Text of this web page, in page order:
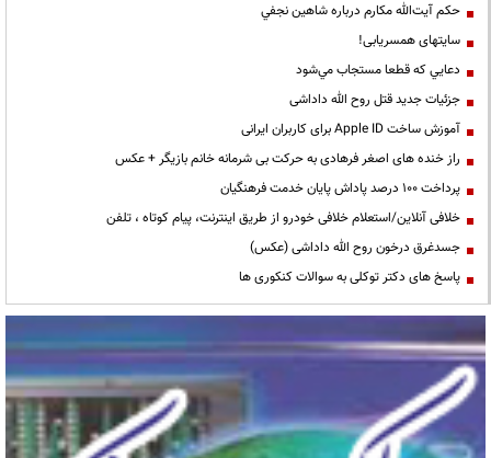
حكم آيت‌الله مكارم درباره شاهين نجفي
سایتهای همسریابی!
دعايي كه قطعا مستجاب مي‌شود
جزئیات جدید قتل روح الله داداشی
آموزش ساخت Apple ID برای کاربران ایرانی
راز خنده های اصغر فرهادی به حرکت بی شرمانه خانم بازیگر + عکس
پرداخت ۱۰۰ درصد پاداش پایان خدمت فرهنگیان
خلافی آنلاین/استعلام خلافی خودرو از طریق اینترنت، پیام کوتاه ، تلفن
جسدغرق درخون روح الله داداشی (عکس)
پاسخ های دکتر توکلی به سوالات کنکوری ها